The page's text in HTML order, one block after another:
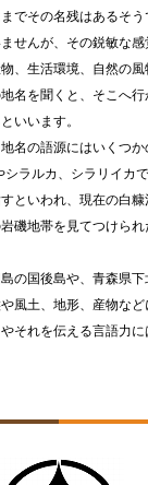
でその名残はあるそう
せんが、その鋭敏な
、生活環境、自然の
名を聞くと、そこへ
いいます。
名の語源にはいくつ
ラルカ、シラリイカ
といわれ、現在の白
磯地帯を見てつけら
の国後島や、青森県
風土、地形、産物な
それを伝える言語力に